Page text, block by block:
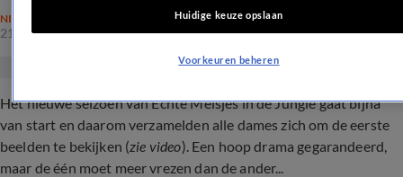
NIEUWS
21 dec 2023, 16:33
Het nieuwe seizoen van Echte Meisjes in de Jungle gaat bijna
van start en daarom verzamelden alle dames zich om de eerste
beelden te bekijken (zie video). Een hoop drama gegarandeerd,
maar de één moet meer vrezen dan de ander...
Huidige keuze opslaan
Voorkeuren beheren